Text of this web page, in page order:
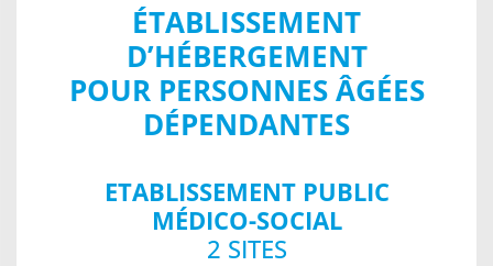
ÉTABLISSEMENT
D’HÉBERGEMENT
POUR PERSONNES ÂGÉES
DÉPENDANTES
ETABLISSEMENT PUBLIC
MÉDICO-SOCIAL
2 SITES